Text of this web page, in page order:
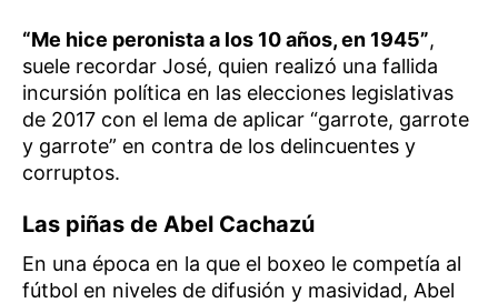
“Me hice peronista a los 10 años, en 1945”,
suele recordar José, quien realizó una fallida
incursión política en las elecciones legislativas
de 2017 con el lema de aplicar “garrote, garrote
y garrote” en contra de los delincuentes y
corruptos.
Las piñas de Abel Cachazú
En una época en la que el boxeo le competía al
fútbol en niveles de difusión y masividad, Abel